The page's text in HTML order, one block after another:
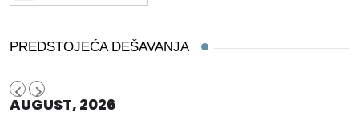
PREDSTOJEĆA DEŠAVANJA
AUGUST, 2026